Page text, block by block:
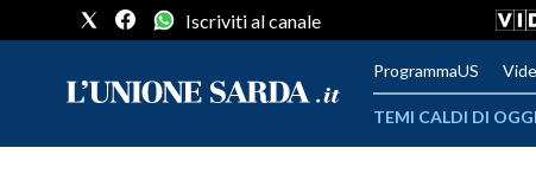
Iscriviti al canale
ProgrammaUS
TEMI CALDI DI